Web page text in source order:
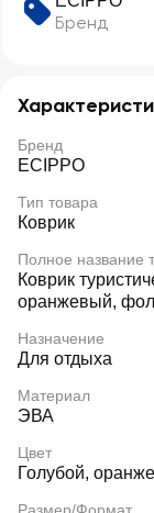
Бренд
Бренд
ECIPPO
Тип товара
Коврик
Полное название
Коврик
оранжевый,
Назначение
Для отдыха
Материал
ЭВА
Цвет
Голубой,